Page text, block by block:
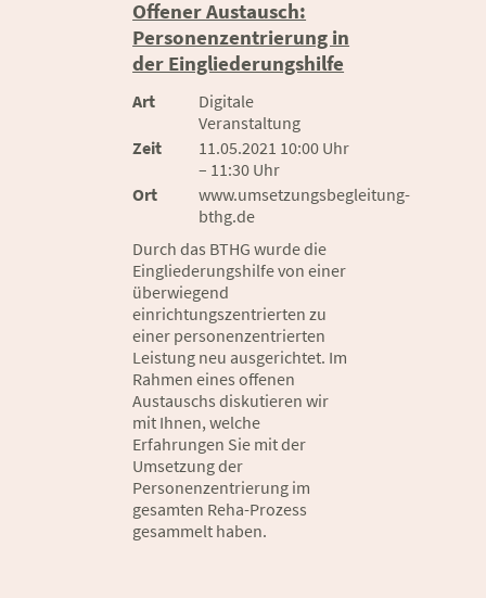
Offener Austausch:
Personenzentrierung in
der Eingliederungshilfe
Art
Digitale
Veranstaltung
Zeit
11.05.2021 10:00 Uhr
– 11:30 Uhr
Ort
www.umsetzungsbegleitung-
bthg.de
Durch das BTHG wurde die
Eingliederungshilfe von einer
überwiegend
einrichtungszentrierten zu
einer personenzentrierten
Leistung neu ausgerichtet. Im
Rahmen eines offenen
Austauschs diskutieren wir
mit Ihnen, welche
Erfahrungen Sie mit der
Umsetzung der
Personenzentrierung im
gesamten Reha-Prozess
gesammelt haben.